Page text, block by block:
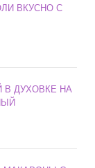
ВКУСНО С
В ДУХОВКЕ НА